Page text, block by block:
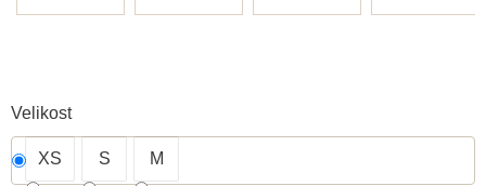
Velikost
XS S M